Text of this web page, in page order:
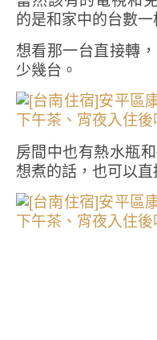
的是和家中的台數一
想看那一台直接轉
少幾台。
房間中也有熱水瓶
想煮的話，也可以